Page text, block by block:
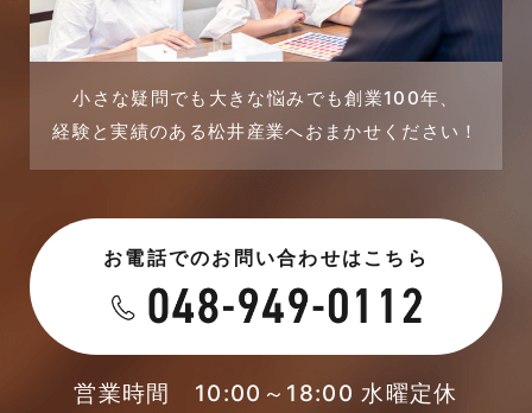
戸建賃貸住宅活用事例
採用情報
未分類
未分類
本店-ブログ
東武スカイツリーライン
2023年9月
2023年7月
2023年5月
2023年4月
2023年3月
小さな疑問でも大きな悩みでも創業100年、
経験と実績のある松井産業へおまかせください！
お電話でのお問い合わせはこちら
営業時間 10:00～18:00 水曜定休